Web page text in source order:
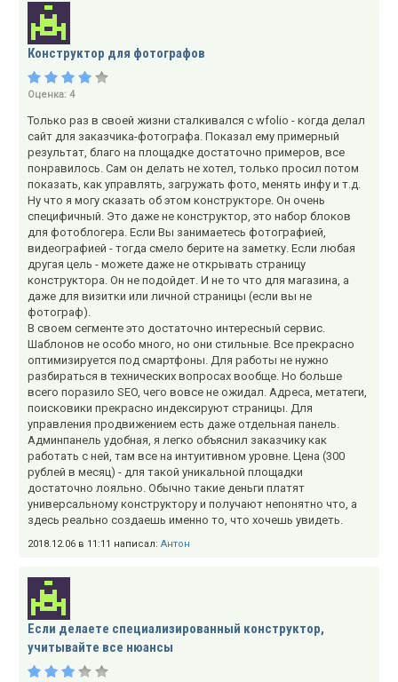
Конструктор для фотографов
Оценка: 4
Только раз в своей жизни сталкивался с wfolio - когда делал
сайт для заказчика-фотографа. Показал ему примерный
результат, благо на площадке достаточно примеров, все
понравилось. Сам он делать не хотел, только просил потом
показать, как управлять, загружать фото, менять инфу и т.д.
Ну что я могу сказать об этом конструкторе. Он очень
специфичный. Это даже не конструктор, это набор блоков
для фотоблогера. Если Вы занимаетесь фотографией,
видеографией - тогда смело берите на заметку. Если любая
другая цель - можете даже не открывать страницу
конструктора. Он не подойдет. И не то что для магазина, а
даже для визитки или личной страницы (если вы не
фотограф).
В своем сегменте это достаточно интересный сервис.
Шаблонов не особо много, но они стильные. Все прекрасно
оптимизируется под смартфоны. Для работы не нужно
разбираться в технических вопросах вообще. Но больше
всего поразило SEO, чего вовсе не ожидал. Адреса, метатеги,
поисковики прекрасно индексируют страницы. Для
управления продвижением есть даже отдельная панель.
Админпанель удобная, я легко объяснил заказчику как
работать с ней, там все на интуитивном уровне. Цена (300
рублей в месяц) - для такой уникальной площадки
достаточно лояльно. Обычно такие деньги платят
универсальному конструктору и получают непонятно что, а
здесь реально создаешь именно то, что хочешь увидеть.
2018.12.06 в 11:11 написал: Антон
Если делаете специализированный конструктор,
учитывайте все нюансы